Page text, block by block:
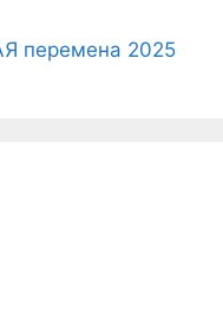
перемена 2025